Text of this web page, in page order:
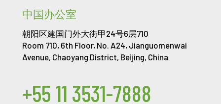
中国办公室
朝阳区建国门外大街甲24号6层710
Room 710, 6th Floor, No. A24, Jianguomenwai
Avenue, Chaoyang District, Beijing, China
+55 11 3531-7888